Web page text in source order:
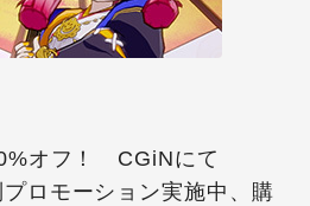
オフ！ CGiNにて
ロモーション実施中、購